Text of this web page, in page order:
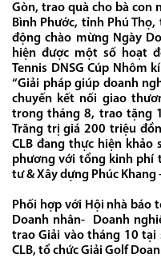
Gòn, trao quà cho bà con
Bình Phước, tỉnh Phú
động chào mừng Ngày
hiện được một số hoạt
Tennis DNSG Cúp Nhôm
“Giải pháp giúp doanh
chuyến kết nối giao
trong tháng 8, trao tặng
Trăng trị giá 200 triệu
CLB đang thực hiện khảo
phương với tổng kinh phí
tư & Xây dựng Phúc Khang
Phối hợp với Hội nhà báo
Doanh nhân- Doanh
trao Giải vào tháng 10 tại
CLB, tổ chức Giải Golf